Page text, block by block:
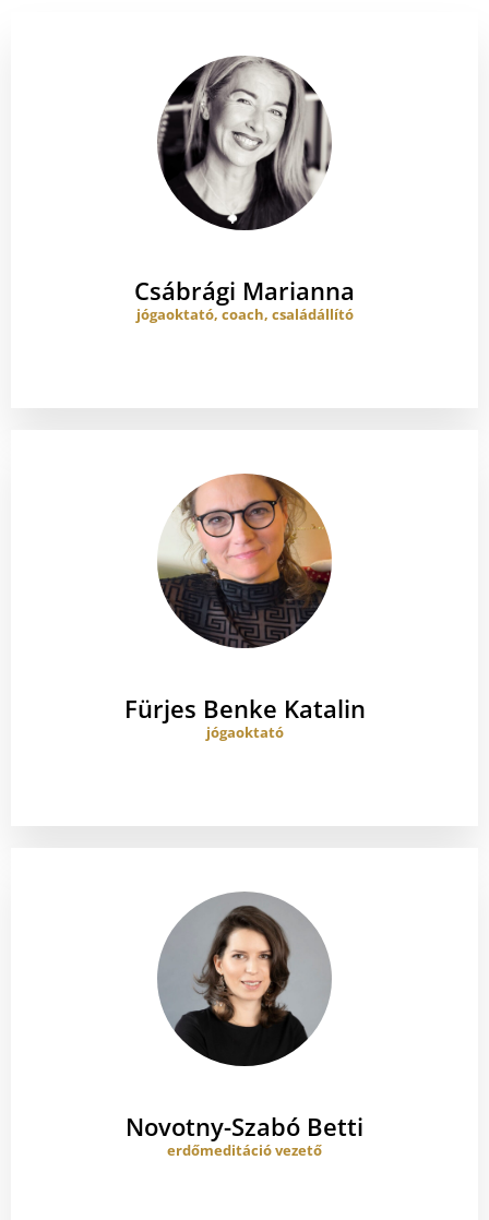
Csábrági Marianna
jógaoktató, coach, családállító
Fürjes Benke Katalin
jógaoktató
Novotny-Szabó Betti
erdőmeditáció vezető